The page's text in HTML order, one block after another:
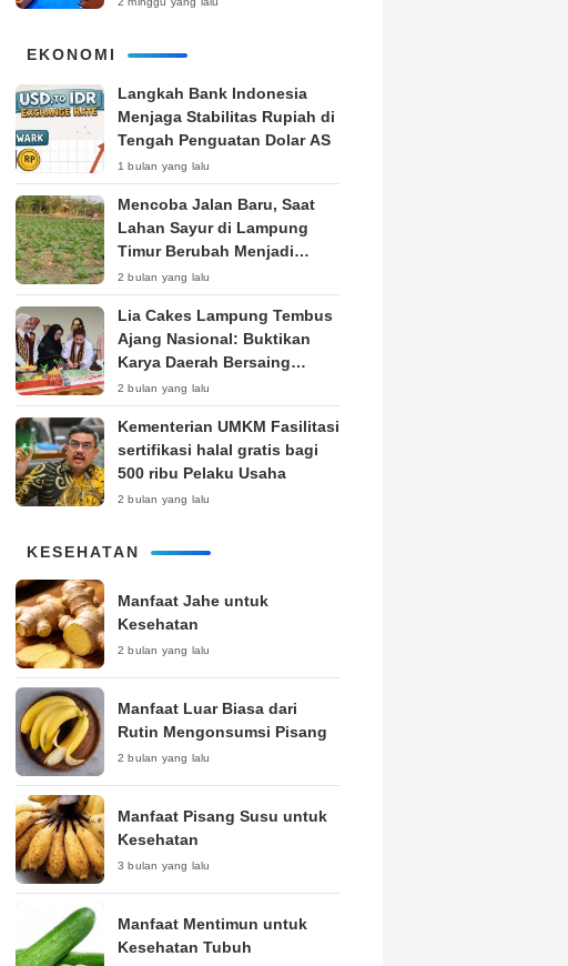
EKONOMI
Langkah Bank Indonesia
Menjaga Stabilitas Rupiah di
Tengah Penguatan Dolar AS
1 bulan yang lalu
Mencoba Jalan Baru, Saat
Lahan Sayur di Lampung
Timur Berubah Menjadi
Kebun Tembakau
2 bulan yang lalu
Lia Cakes Lampung Tembus
Ajang Nasional: Buktikan
Karya Daerah Bersaing
Setara Kota Besar
2 bulan yang lalu
Kementerian UMKM Fasilitasi
sertifikasi halal gratis bagi
500 ribu Pelaku Usaha
2 bulan yang lalu
KESEHATAN
Manfaat Jahe untuk
Kesehatan
2 bulan yang lalu
Manfaat Luar Biasa dari
Rutin Mengonsumsi Pisang
2 bulan yang lalu
Manfaat Pisang Susu untuk
Kesehatan
3 bulan yang lalu
Manfaat Mentimun untuk
Kesehatan Tubuh